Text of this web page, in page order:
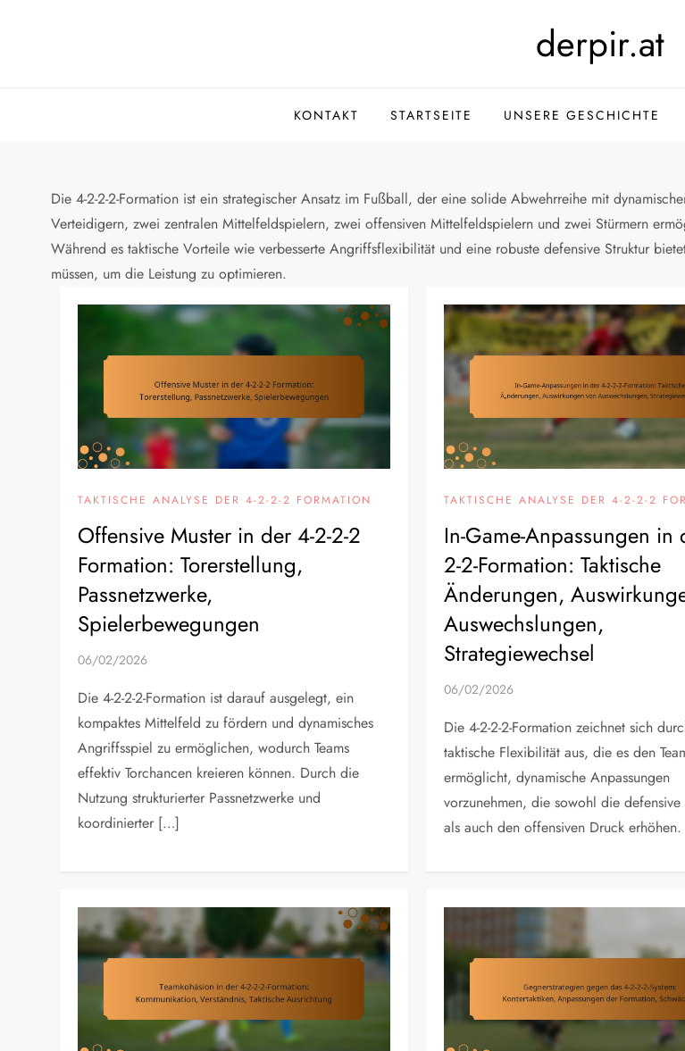
derpir.at
KONTAKT STARTSEITE UNSERE GESCHICHTE
Die 4-2-2-2-Formation ist ein strategischer Ansatz im Fußball, der eine solide Abwehrreihe mit
Verteidigern, zwei zentralen Mittelfeldspielern, zwei offensiven Mittelfeldspielern und zwei Stürmern
Während es taktische Vorteile wie verbesserte Angriffsflexibilität und eine robuste defensive Struktur
müssen, um die Leistung zu optimieren.
TAKTISCHE ANALYSE DER 4-2-2-2 FORMATION
Offensive Muster in der 4-2-2-2
Formation: Torerstellung,
Passnetzwerke,
Spielerbewegungen
06/02/2026
Die 4-2-2-2-Formation ist darauf ausgelegt, ein
kompaktes Mittelfeld zu fördern und dynamisches
Angriffsspiel zu ermöglichen, wodurch Teams
effektiv Torchancen kreieren können. Durch die
Nutzung strukturierter Passnetzwerke und
koordinierter […]
TAKTISCHE ANALYSE DER 4-2-2-2
In-Game-Anpassungen in
2-2-Formation: Taktische
Änderungen,
Auswechslungen,
Strategiewechsel
06/02/2026
Die 4-2-2-2-Formation zeichnet sich
taktische Flexibilität aus, die es den
ermöglicht, dynamische Anpassungen
vorzunehmen, die sowohl die
als auch den offensiven Druck